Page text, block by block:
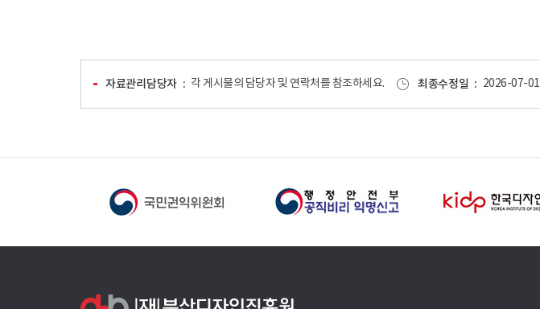
자료관리담당자 각 게시물의 담당자 및 연락처를 참조하세요. 최종수정일 2026-07-01